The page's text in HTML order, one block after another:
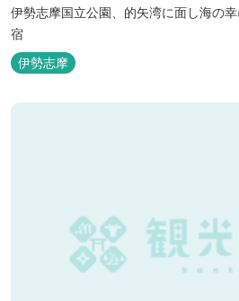
伊勢志摩国立公園、的矢湾に面し海の
宿
伊勢志摩